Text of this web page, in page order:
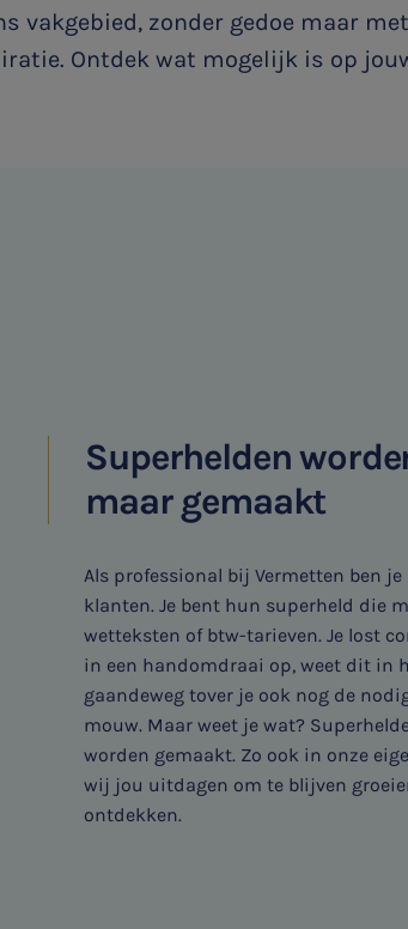
vakgebied, zonder gedoe maar
Ontdek wat mogelijk is op
Superhelden
maar gemaakt
Als professional bij Vermetten ben
klanten. Je bent hun superheld die
wetteksten of btw-tarieven. Je lost
in een handomdraai op, weet dit in
gaandeweg tover je ook nog de
mouw. Maar weet je wat?
worden gemaakt. Zo ook in onze
wij jou uitdagen om te blijven
ontdekken.